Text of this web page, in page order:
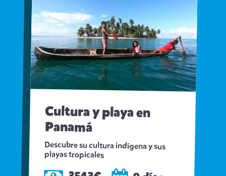
Cultura y playa en
Panamá
Descubre su cultura indígena y sus
playas tropicales